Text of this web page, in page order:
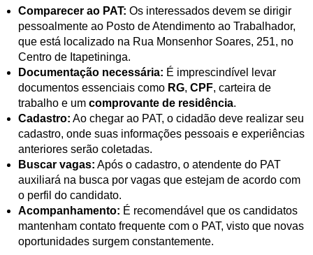
Comparecer ao PAT: Os interessados devem se dirigir
pessoalmente ao Posto de Atendimento ao Trabalhador,
que está localizado na Rua Monsenhor Soares, 251, no
Centro de Itapetininga.
Documentação necessária: É imprescindível levar
documentos essenciais como RG,CPF, carteira de
trabalho e umcomprovante de residência.
Cadastro: Ao chegar ao PAT, o cidadão deve realizar seu
cadastro, onde suas informações pessoais e experiências
anteriores serão coletadas.
Buscar vagas: Após o cadastro, o atendente do PAT
auxiliará na busca por vagas que estejam de acordo com
o perfil do candidato.
Acompanhamento: É recomendável que os candidatos
mantenham contato frequente com o PAT, visto que novas
oportunidades surgem constantemente.